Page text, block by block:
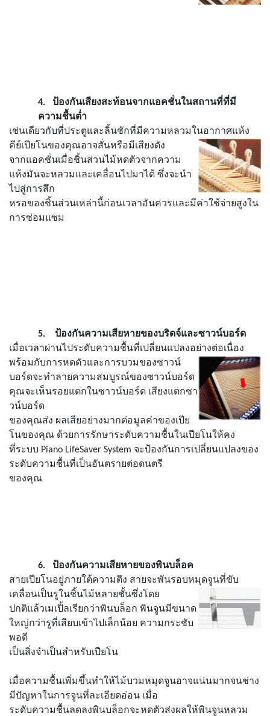
4.
ป้องกันเสียงสะท้อนจากแอคชั่นในสถานที่ที่มี
ความชื้นต่ำ
เช่นเดียวกับที่ประตูและลิ้นชักที่มีความหลวมในอากาศแห้ง
คีย์เปียโนของคุณอาจสั่นหรือมีเสียงดัง
จากแอคชั่นเมื่อชิ้นส่วนไม้หดตัวจากความ
แห้งมันจะหลวมและเคลื่อนไปมาได้ ซึ่งจะนำ
ไปสู่การสึก
หรอของชิ้นส่วนเหล่านี้ก่อนเวลาอันควรและมีค่าใช้จ่ายสูงใน
การซ่อมแซม
5. ป้องกันความเสียหายของบริดจ์และซาวน์บอร์ด
เมื่อเวลาผ่านไประดับความชื้นที่เปลี่ยนแปลงอย่างต่อเนื่อง
พร้อมกับการหดตัวและการบวมของซาวน์
บอร์ดจะทำลายความสมบูรณ์ของซาวน์บอร์ด
คุณจะเห็นรอยแตกในซาวน์บอร์ด เสียงแตกซา
วน์บอร์ด
ของคุณส่ง ผลเสียอย่างมากต่อมูลค่าของเปีย
โนของคุณ ด้วยการรักษาระดับความชื้นในเปียโนให้คง
ที่ระบบ Piano LifeSaver System จะป้องกันการเปลี่ยนแปลงของ
ระดับความชื้นที่เป็นอันตรายต่อดนตรี
ของคุณ
6.
ป้องกันความเสียหายของพินบล็อค
สายเปียโนอยู่ภายใต้ความตึง สายจะพันรอบหมุดจูนที่ขับ
เคลื่อนเป็นรูในชิ้นไม้หลายชั้นซึ่งโดย
ปกติแล้วเมเปิ้ลเรียกว่าพินบล็อก พินจูนมีขนาด
ใหญ่กว่ารูที่เสียบเข้าไปเล็กน้อย ความกระชับ
พอดี
เป็นสิ่งจำเป็นสำหรับเปียโน
เมื่อความชื้นเพิ่มขึ้นทำให้ไม้บวมหมุดจูนอาจแน่นมากจนช่าง
มีปัญหาในการจูนที่ละเอียดอ่อน เมื่อ
ระดับความชื้นลดลงพินบล็อกจะหดตัวส่งผลให้พินจูนหลวม